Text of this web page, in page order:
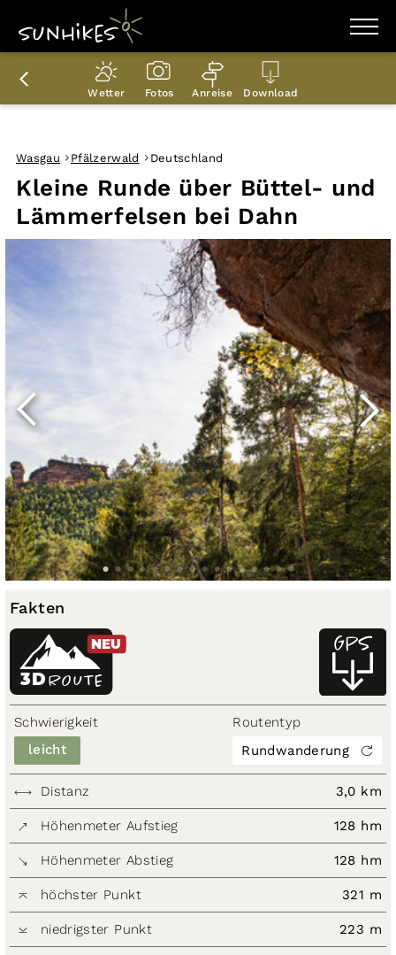
WANDERZIELE
WANDERUNGEN
ENTDECKEN
PLANER
Wetter Fotos Anreise Download
Kleine Runde über Büttel- und
Lämmerfelsen bei Dahn
Wasgau Pfälzerwald Deutschland
Fakten
ROUTE
3D
NEU
Schwierigkeit
leicht
Routentyp
Rundwanderung
Distanz 3,0 km
Höhenmeter Aufstieg 128 hm
Höhenmeter Abstieg 128 hm
höchster Punkt 321 m
niedrigster Punkt 223 m